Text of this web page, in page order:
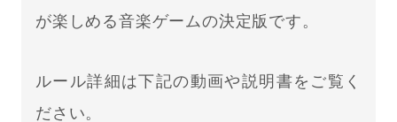
が楽しめる音楽ゲームの決定版です。
ルール詳細は下記の動画や説明書をご覧く
ださい。